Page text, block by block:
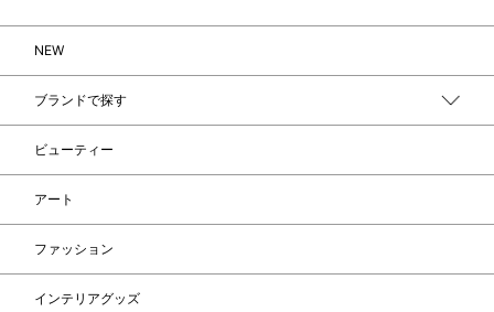
NEW
ブランドで探す
ビューティー
アート
ファッション
インテリアグッズ